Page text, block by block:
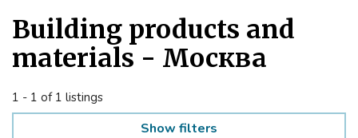
Building products and
materials - Москва
1 - 1 of 1 listings
Show filters